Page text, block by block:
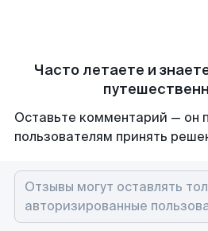
Часто летаете и
Оставьте комментарий — он
пользователям принять